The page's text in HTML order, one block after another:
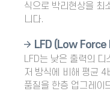
식으로 박리현상을 최
니다.
LFD (Low Force
LFD는 낮은 출력의 디
저 방식에 비해 평균 4
품질을 한층 업그레이